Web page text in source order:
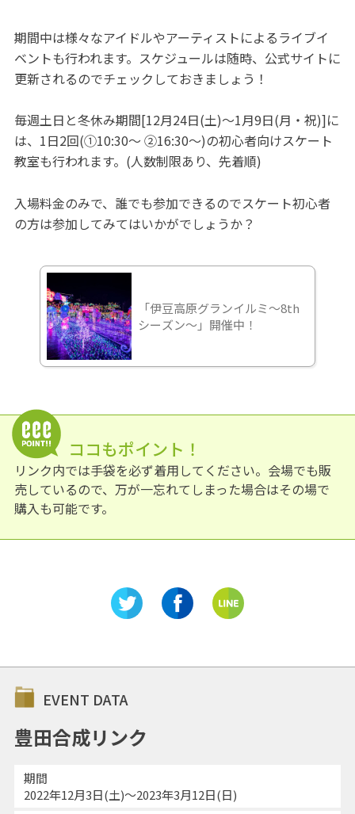
期間中は様々なアイドルやアーティストによるライブイ
ベントも行われます。スケジュールは随時、公式サイトに
更新されるのでチェックしておきましょう！
毎週土日と冬休み期間[12月24日(土)～1月9日(月・祝)]に
は、1日2回(①10:30～ ②16:30～)の初心者向けスケート
教室も行われます。(人数制限あり、先着順)
入場料金のみで、誰でも参加できるのでスケート初心者
の方は参加してみてはいかがでしょうか？
「伊豆高原グランイルミ～8th
シーズン～」開催中！
ココもポイント！
リンク内では手袋を必ず着用してください。会場でも販
売しているので、万が一忘れてしまった場合はその場で
購入も可能です。
EVENT DATA
豊田合成リンク
期間
2022年12月3日(土)～2023年3月12日(日)